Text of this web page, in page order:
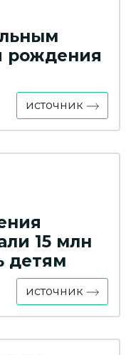
рождения
источник
15 млн
детям
источник